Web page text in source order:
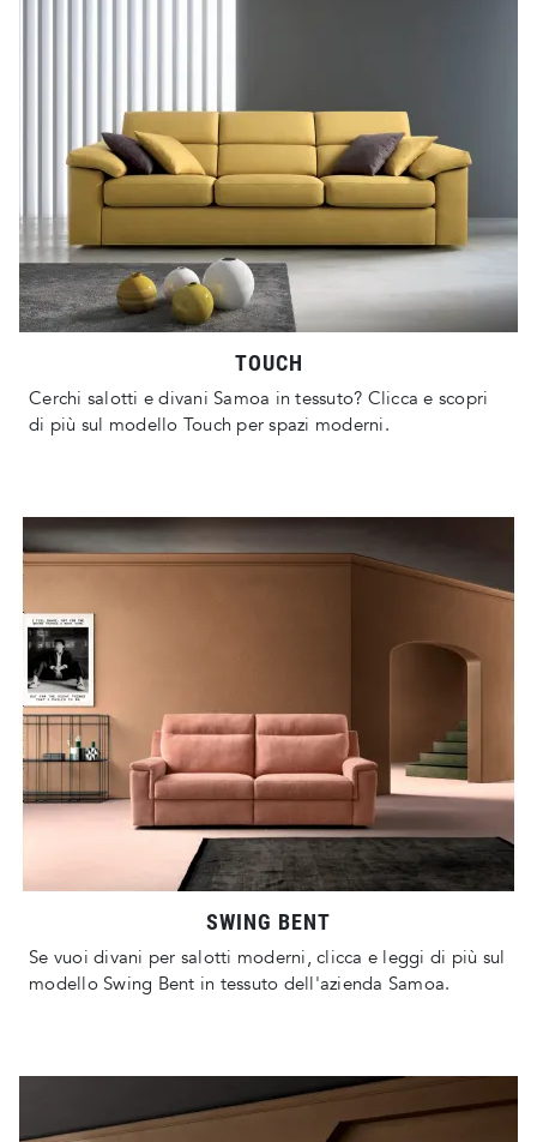
TOUCH
Cerchi salotti e divani Samoa in tessuto? Clicca e scopri
di più sul modello Touch per spazi moderni.
SWING BENT
Se vuoi divani per salotti moderni, clicca e leggi di più sul
modello Swing Bent in tessuto dell'azienda Samoa.